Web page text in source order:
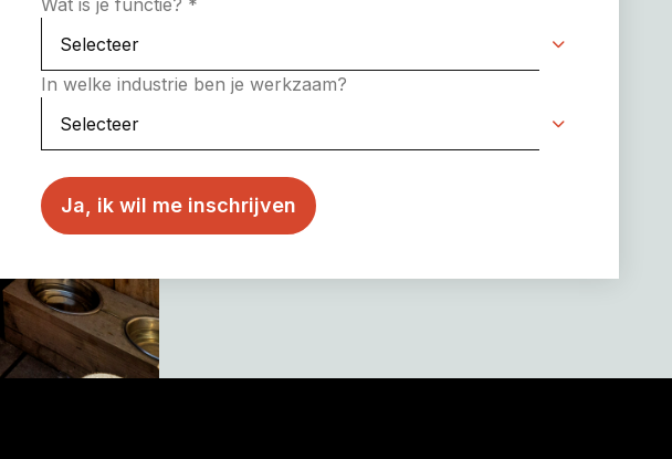
Wat is je functie? *
In welke industrie ben je werkzaam?